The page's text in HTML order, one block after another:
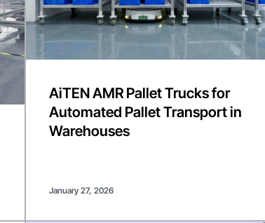
AiTEN AMR Pallet Trucks for
Automated Pallet Transport in
Warehouses
January 27, 2026